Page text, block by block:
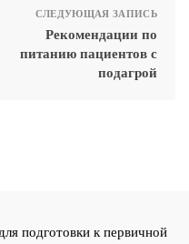
СЛЕДУЮЩАЯ ЗАПИСЬ
Рекомендации по
питанию пациентов с
подагрой
подготовки к первичной